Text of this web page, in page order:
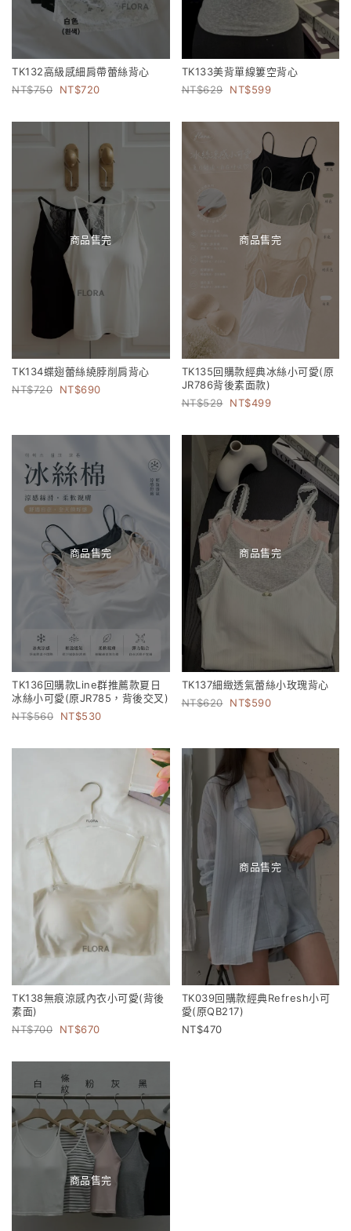
TK132高級感細肩帶蕾絲背心
750
720
TK133美背單線簍空背心
629
599
商品售完
TK134蝶翅蕾絲繞脖削肩背心
720
690
商品售完
TK135回購款經典冰絲小可愛(原
JR786背後素面款)
529
499
商品售完
TK136回購款Line群推薦款夏日
冰絲小可愛(原JR785，背後交叉)
560
530
商品售完
TK137細緻透氣蕾絲小玫瑰背心
620
590
TK138無痕涼感內衣小可愛(背後
素面)
700
670
商品售完
TK039回購款經典Refresh小可
愛(原QB217)
470
商品售完